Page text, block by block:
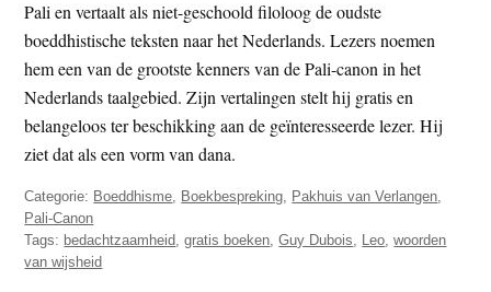
Pali en vertaalt als niet-geschoold filoloog de oudste
boeddhistische teksten naar het Nederlands. Lezers noemen
hem een van de grootste kenners van de Pali-canon in het
Nederlands taalgebied. Zijn vertalingen stelt hij gratis en
belangeloos ter beschikking aan de geïnteresseerde lezer. Hij
ziet dat als een vorm van dana.
Categorie: Boeddhisme Boekbespreking Pakhuis van Verlangen
Pali-Canon
Tags: bedachtzaamheid ,gratis boeken ,Guy Dubois Leo ,woorden
van wijsheid